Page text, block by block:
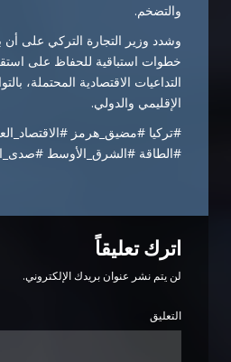
والتضخم.
وشدد وزير التجارة التركي على أن
خطوات استباقية للحفاظ على
التداعيات الاقتصادية المحتملة،
الإقليمي والدولي.
#تركيا #مضيق_هرمز
#الطاقة #الشرق_الأوسط
اترك تعليقاً
لن يتم نشر عنوان بريدك الإلكتروني.
التعليق